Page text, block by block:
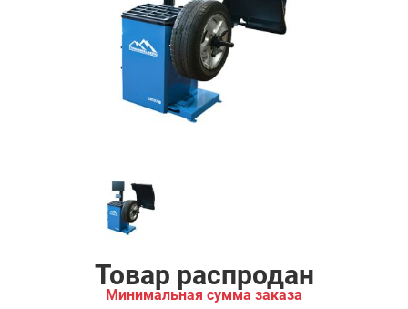
Товар распродан
Минимальная сумма заказа
Подобрать аналог